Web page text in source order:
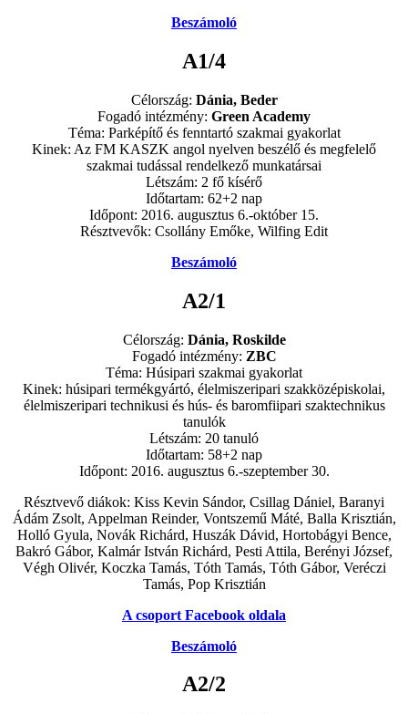
Beszámoló
A1/4
Célország: Dánia, Beder
Fogadó intézmény: Green Academy
Téma: Parképítő és fenntartó szakmai gyakorlat
Kinek: Az FM KASZK angol nyelven beszélő és megfelelő
szakmai tudással rendelkező munkatársai
Létszám: 2 fő kísérő
Időtartam: 62+2 nap
Időpont: 2016. augusztus 6.-október 15.
Résztvevők: Csollány Emőke, Wilfing Edit
Beszámoló
A2/1
Célország: Dánia, Roskilde
Fogadó intézmény: ZBC
Téma: Húsipari szakmai gyakorlat
Kinek: húsipari termékgyártó, élelmiszeripari szakközépiskolai,
élelmiszeripari technikusi és hús- és baromfiipari szaktechnikus
tanulók
Létszám: 20 tanuló
Időtartam: 58+2 nap
Időpont: 2016. augusztus 6.-szeptember 30.
Résztvevő diákok: Kiss Kevin Sándor, Csillag Dániel, Baranyi
Ádám Zsolt, Appelman Reinder, Vontszemű Máté, Balla Krisztián,
Holló Gyula, Novák Richárd, Huszák Dávid, Hortobágyi Bence,
Bakró Gábor, Kalmár István Richárd, Pesti Attila, Berényi József,
Végh Olivér, Koczka Tamás, Tóth Tamás, Tóth Gábor, Veréczi
Tamás, Pop Krisztián
A csoport Facebook oldala
Beszámoló
A2/2